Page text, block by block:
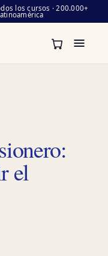
los cursos · 200.000+
el